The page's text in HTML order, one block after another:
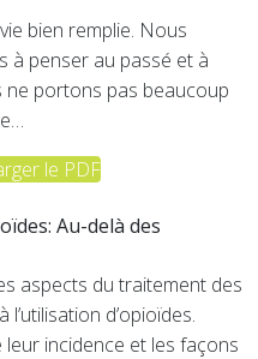
bien remplie. Nous
à penser au passé et à
ne portons pas beaucoup
le PDF
Au-delà des
aspects du traitement des
d’opioïdes.
leur incidence et les façons